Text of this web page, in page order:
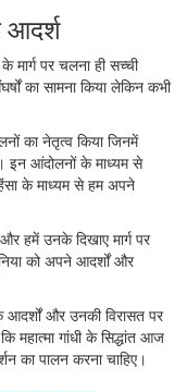
आदर्श
मार्ग पर चलना ही सच्ची
का सामना किया लेकिन कभी
का नेतृत्व किया जिनमें
इन आंदोलनों के माध्यम से
के माध्यम से हम अपने
हमें उनके दिखाए मार्ग पर
को अपने आदर्शों और
आदर्शों और उनकी विरासत पर
महात्मा गांधी के सिद्धांत आज
का पालन करना चाहिए।